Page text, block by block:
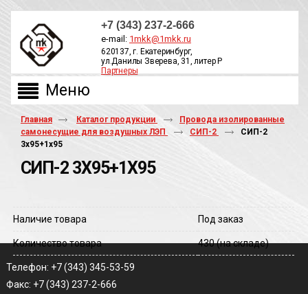
+7 (343) 237-2-666
e-mail: 1mkk@1mkk.ru
620137, г. Екатеринбург,
ул.Данилы Зверева, 31, литер Р
Партнеры
Главная Каталог продукции
Провода изолированные
самонесущие для воздушных ЛЭП
СИП-2
СИП-2
3х95+1х95
СИП-2 3Х95+1Х95
Наличие товара Под заказ
Количество товара 430(на складе)
Телефон: +7 (343) 345-53-59
Факс: +7 (343) 237-2-666